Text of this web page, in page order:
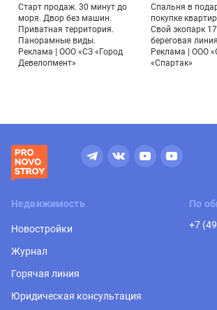
Старт продаж. 30 минут до
моря. Двор без машин.
Приватная территория.
Панорамные виды.
Реклама | ООО «СЗ «Город
Девелопмент»
Спальня в
покупке
Свой экопарк
береговая
Реклама | ООО
«Спартак»
Недвижимость
Новостройки
Журнал
Горячая линия
Юридическая консультация
По
+7